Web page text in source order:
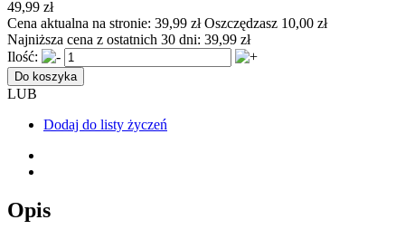
49,99 zł
Cena aktualna na stronie: 39,99 złOszczędzasz 10,00 zł
Najniższa cena z ostatnich 30 dni: 39,99 zł
Ilość:
Do koszyka
LUB
Dodaj do listy życzeń
Opis